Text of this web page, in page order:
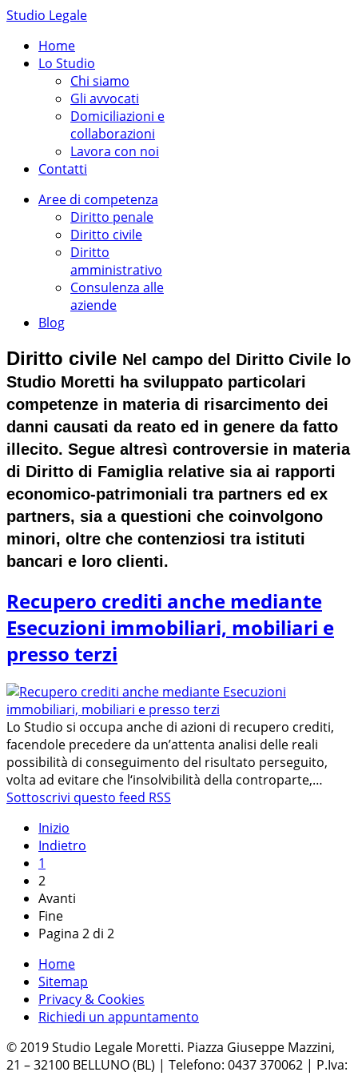
Studio Legale
Home
Lo Studio
Chi siamo
Gli avvocati
Domiciliazioni e
collaborazioni
Lavora con noi
Contatti
Aree di competenza
Diritto penale
Diritto civile
Diritto
amministrativo
Consulenza alle
aziende
Blog
Diritto civile Nel campo del Diritto Civile lo
Studio Moretti ha sviluppato particolari
competenze in materia di risarcimento dei
danni causati da reato ed in genere da fatto
illecito. Segue altresì controversie in materia
di Diritto di Famiglia relative sia ai rapporti
economico-patrimoniali tra partners ed ex
partners, sia a questioni che coinvolgono
minori, oltre che contenziosi tra istituti
bancari e loro clienti.
Recupero crediti anche mediante
Esecuzioni immobiliari, mobiliari e
presso terzi
Lo Studio si occupa anche di azioni di recupero crediti,
facendole precedere da un’attenta analisi delle reali
possibilità di conseguimento del risultato perseguito,
volta ad evitare che l‘insolvibilità della controparte,…
Sottoscrivi questo feed RSS
Inizio
Indietro
1
2
Avanti
Fine
Pagina 2 di 2
Home
Sitemap
Privacy & Cookies
Richiedi un appuntamento
© 2019 Studio Legale Moretti. Piazza Giuseppe Mazzini,
21 – 32100 BELLUNO (BL) | Telefono: 0437 370062 | P.Iva: